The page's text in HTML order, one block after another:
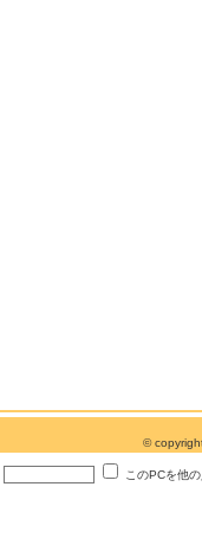
©
このPCを他